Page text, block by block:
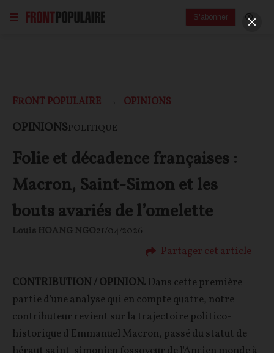
S'abonner
FRONT POPULAIRE OPINIONS
OPINIONSPOLITIQUE
Folie et décadence françaises :
Macron, Saint-Simon et les
bouts avariés de l’omelette
Louis HOANG NGO21/04/2026
Partager cet article
CONTRIBUTION / OPINION.Dans cette première
partie d'une analyse qui en compte quatre, notre
contributeur revient sur la trajectoire politico-
historique d'Emmanuel Macron, passé du statut de